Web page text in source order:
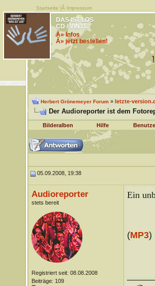
Startseite |Â Impressum
DAS IST LOS
CD / VINYL
Â» Infos
Â» jetzt bestellen!
Herbert Grönemeyer Forum» letzte-
Der Audioreporter ist dem
Bilderalben Hilfe
05.09.2008, 19:38
Audioreporter
stets bereit
Registriert seit: 08.08.2008
Beiträge: 109
Ein
(MP3)